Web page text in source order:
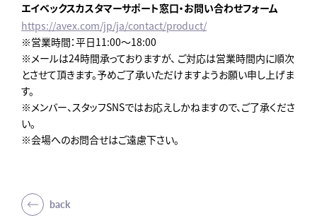
エイベックスカスタマーサポート窓口・お問い合わせフォーム
https://avex.com/jp/ja/contact/product/
※営業時間：平日11:00～18:00
※メールは24時間承っておりますが、 ご対応は営業時間内に順次
とさせて頂きます。予めご了承いただけますようお願い申し上げま
す。
※メンバー、スタッフSNSではお応えしかねますので、ご了承くださ
い。
※会場へのお問合せはご遠慮下さい。
back